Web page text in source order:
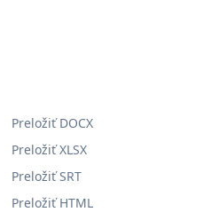
Preložiť DOCX
Preložiť XLSX
Preložiť SRT
Preložiť HTML